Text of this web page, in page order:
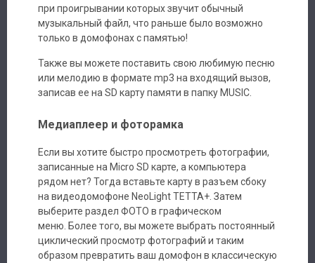
при проигрывании которых звучит обычный
музыкальный файл, что раньше было возможно
только в домофонах с памятью!
Также вы можете поставить свою любимую песню
или мелодию в формате mp3 на входящий вызов,
записав ее на SD карту памяти в папку MUSIC.
Медиаплеер и фоторамка
Если вы хотите быстро просмотреть фотографии,
записанные на Micro SD карте, а компьютера
рядом нет? Тогда вставьте карту в разъем сбоку
на видеодомофоне NeoLight ТЕТТА+. Затем
выберите раздел ФОТО в графическом
меню. Более того, вы можете выбрать постоянный
циклический просмотр фотографий и таким
образом превратить ваш домофон в классическую